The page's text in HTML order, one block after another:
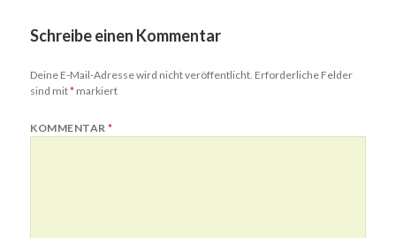
Schreibe einen Kommentar
Deine E-Mail-Adresse wird nicht veröffentlicht. Erforderliche Felder
sind mit* markiert
KOMMENTAR*